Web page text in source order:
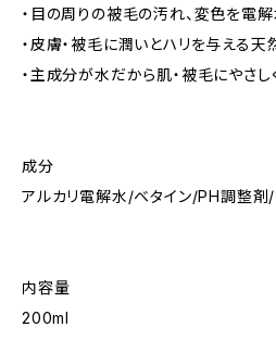
・目の周りの被毛の汚れ、変色を電
・皮膚・被毛に潤いとハリを与える
・主成分が水だから肌・被毛にやさし
成分
アルカリ電解水/ベタイン/PH調整剤/
内容量
200ml